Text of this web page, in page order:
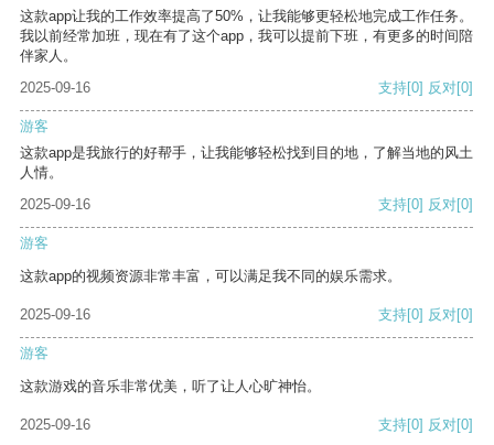
这款app让我的工作效率提高了50%，让我能够更轻松地完成工作任务。
我以前经常加班，现在有了这个app，我可以提前下班，有更多的时间陪
伴家人。
2025-09-16
支持[0] 反对[0]
游客
这款app是我旅行的好帮手，让我能够轻松找到目的地，了解当地的风土
人情。
2025-09-16
支持[0] 反对[0]
游客
这款app的视频资源非常丰富，可以满足我不同的娱乐需求。
2025-09-16 支持[0] 反对[0]
游客
这款游戏的音乐非常优美，听了让人心旷神怡。
2025-09-16 支持[0] 反对[0]